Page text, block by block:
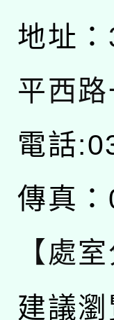
地址：
平西
電話
傳真
【處
建議